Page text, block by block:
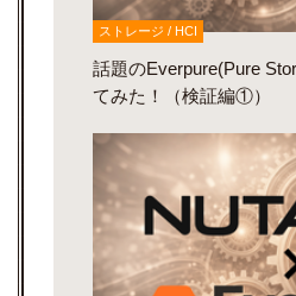
ストレージ / HCI
話題のEverpure(Pure
てみた！（検証編①）